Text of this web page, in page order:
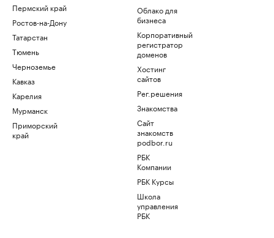
Пермский край
Ростов-на-Дону
Татарстан
Тюмень
Черноземье
Кавказ
Карелия
Мурманск
Приморский
край
Облако для
бизнеса
Корпоративный
регистратор
доменов
Хостинг
сайтов
Рег.решения
Знакомства
Сайт
знакомств
podbor.ru
РБК
Компании
РБК Курсы
Школа
управления
РБК